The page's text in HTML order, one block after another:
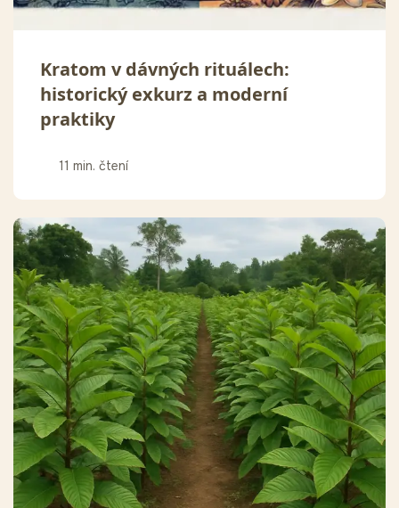
Kratom v dávných rituálech:
historický exkurz a moderní
praktiky
11 min. čtení